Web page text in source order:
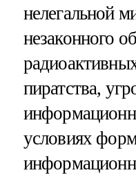
нелегальной
незаконного
пиратства,
условиях